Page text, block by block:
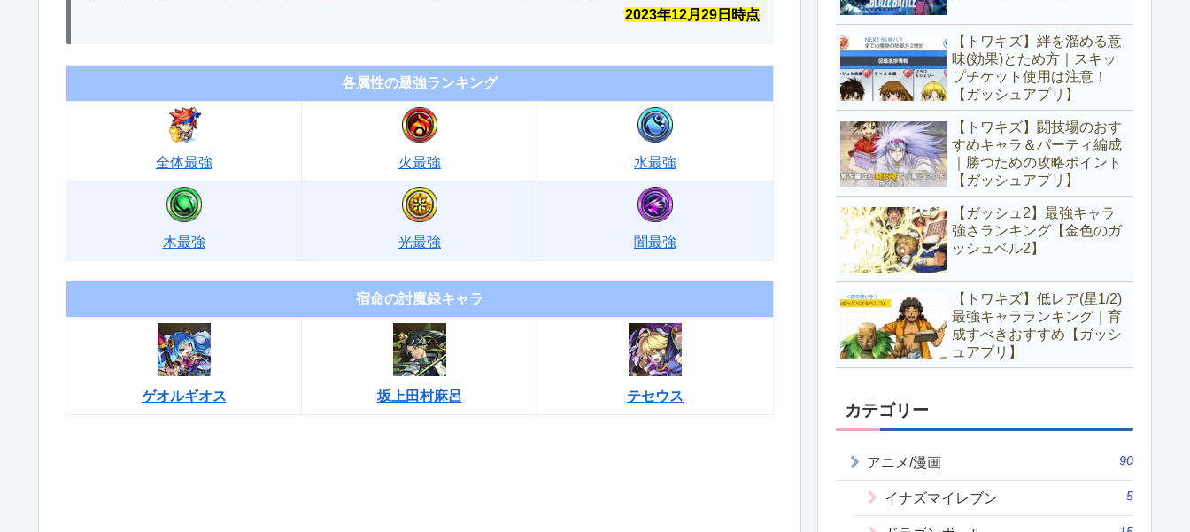
2023年12月29 日時点
各属性の最強ランキング
全体最強 火最強 水最強
木最強 光最強 闇最強
宿命の討魔録キャラ
ゲオルギオス 坂上田村麻呂 テセウス
【トワキズ】絆を溜める意
味(効果)とため方｜スキッ
プチケット使用は注意！
【ガッシュアプリ】
【トワキズ】闘技場のおす
すめキャラ＆パーティ編成
｜勝つための攻略ポイント
【ガッシュアプリ】
【ガッシュ2】最強キャラ
強さランキング【金色のガ
ッシュベル2】
【トワキズ】低レア(星1/2)
最強キャラランキング｜育
成すべきおすすめ【ガッシ
ュアプリ】
カテゴリー
アニメ/漫画 90
イナズマイレブン 5